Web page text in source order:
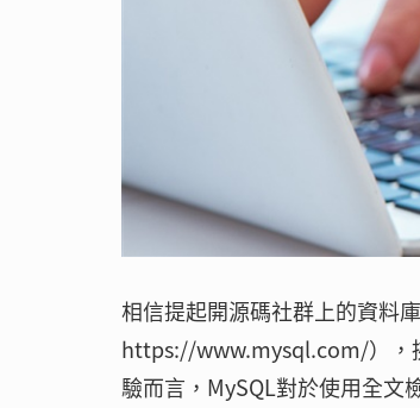
相信提起開源碼社群上的資料
https://www.mysql.com/），
驗而言，MySQL對於使用全文